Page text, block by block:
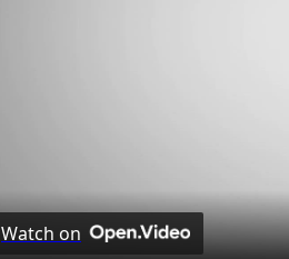
Watch on